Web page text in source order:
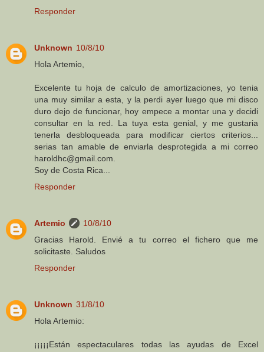
Responder
Unknown 10/8/10
Hola Artemio,
Excelente tu hoja de calculo de amortizaciones, yo tenia
una muy similar a esta, y la perdi ayer luego que mi disco
duro dejo de funcionar, hoy empece a montar una y decidi
consultar en la red. La tuya esta genial, y me gustaria
tenerla desbloqueada para modificar ciertos criterios...
serias tan amable de enviarla desprotegida a mi correo
haroldhc@gmail.com.
Soy de Costa Rica...
Responder
Artemio
10/8/10
Gracias Harold. Envié a tu correo el fichero que me
solicitaste. Saludos
Responder
Unknown 31/8/10
Hola Artemio:
¡¡¡¡¡Están espectaculares todas las ayudas de Excel